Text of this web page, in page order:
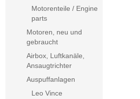
Motorenteile / Engine
parts
Motoren, neu und
gebraucht
Airbox, Luftkanäle,
Ansaugtrichter
Auspuffanlagen
Leo Vince